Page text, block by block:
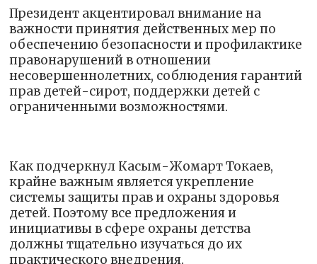
Президент акцентировал внимание на
важности принятия действенных мер по
обеспечению безопасности и профилактике
правонарушений в отношении
несовершеннолетних, соблюдения гарантий
прав детей-сирот, поддержки детей с
ограниченными возможностями.
Как подчеркнул Касым-Жомарт Токаев,
крайне важным является укрепление
системы защиты прав и охраны здоровья
детей. Поэтому все предложения и
инициативы в сфере охраны детства
должны тщательно изучаться до их
практического внедрения.